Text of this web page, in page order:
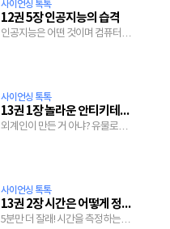
사이언싱 톡톡
12권 5장 인공지능의 습격
인공지능은 어떤 것이며 컴퓨터가
사이언싱 톡톡
13권 1장 놀라운 안티키테라 기계 장치
외계인이 만든 거 아냐? 유물로
사이언싱 톡톡
13권 2장 시간은 어떻게 정해진 걸까?
5분만 더 잘래! 시간을 측정하는